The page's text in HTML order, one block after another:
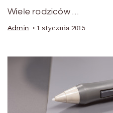
Wiele rodziców …
Admin 1 stycznia 2015